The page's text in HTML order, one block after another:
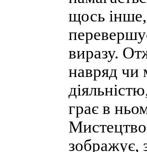
щось
виразу.
навряд чи
грає в
зображує,